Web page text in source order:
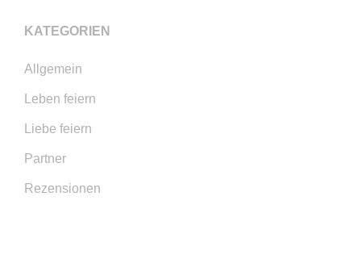
KATEGORIEN
Allgemein
Leben feiern
Liebe feiern
Partner
Rezensionen